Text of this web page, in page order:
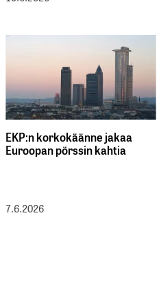
EKP:n korkokäänne jakaa
Euroopan pörssin kahtia
7.6.2026